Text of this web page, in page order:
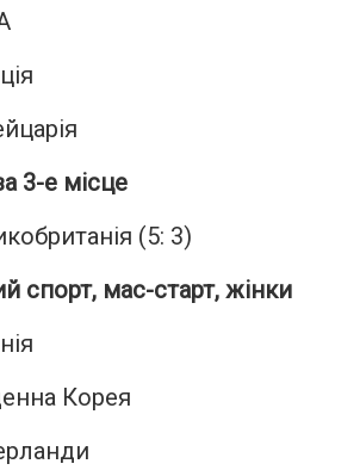
3-е місце
(5: 3)
спорт, мас-старт, жінки
Корея